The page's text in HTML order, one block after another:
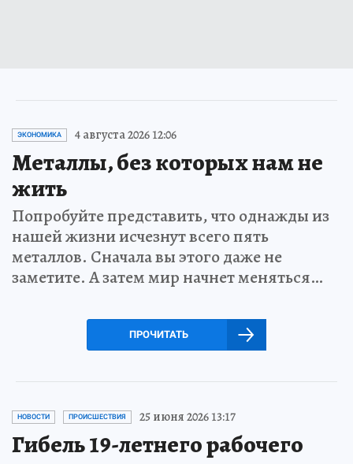
ЭКОНОМИКА 4 августа 2026 12:06
Металлы, без которых нам не
жить
Попробуйте представить, что однажды из
нашей жизни исчезнут всего пять
металлов. Сначала вы этого даже не
заметите. А затем мир начнет меняться…
ПРОЧИТАТЬ
НОВОСТИ ПРОИСШЕСТВИЯ 25 июня 2026 13:17
Гибель 19-летнего рабочего